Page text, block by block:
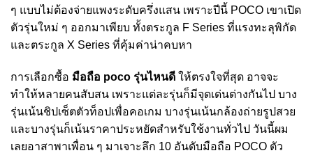
ๆ แบบไม่ต้องจ่ายแพงระดับครึ่งแสน เพราะปีนี้ POCO เขาเปิด
ตัวรุ่นใหม่ ๆ ออกมาเพียบ ทั้งตระกูล F Series ที่แรงทะลุพิกัด
และตระกูล X Series ที่คุ้มค่าน่าคบหา
การเลือกซื้อ มือถือ poco รุ่นไหนดี ให้ตรงใจที่สุด อาจจะ
ทำให้หลายคนสับสน เพราะแต่ละรุ่นก็มีจุดเด่นต่างกันไป บาง
รุ่นเน้นชิปเซ็ตตัวท็อปเพื่อคอเกม บางรุ่นเน้นกล้องถ่ายรูปสวย
และบางรุ่นก็เน้นราคาประหยัดสำหรับใช้งานทั่วไป วันนี้ผม
เลยอาสาพาเพื่อน ๆ มาเจาะลึก 10 อันดับมือถือ POCO ตัว